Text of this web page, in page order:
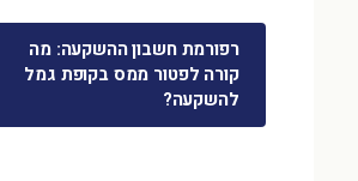
רפורמת חשבון ההשקעה: מה
קורה לפטור ממס בקופת גמל
להשקעה?